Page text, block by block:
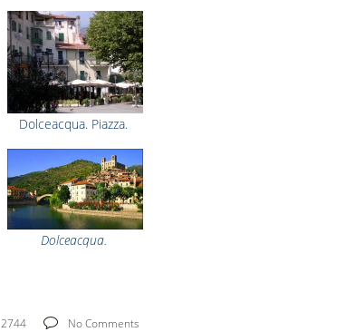
Dolceacqua. Piazza.
Dolceacqua.
2744
No Comments